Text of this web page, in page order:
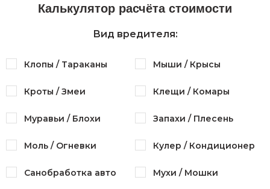
Калькулятор расчёта стоимости
Вид вредителя:
Клопы / Тараканы Мыши / Крысы
Кроты / Змеи Клещи / Комары
Муравьи / Блохи Запахи / Плесень
Моль / Огневки Кулер / Кондиционер
Санобработка авто Мухи / Мошки